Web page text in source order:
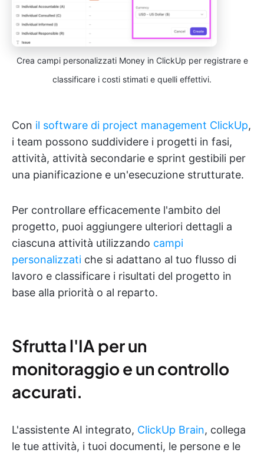
Crea campi personalizzati Money in ClickUp per registrare e
classificare i costi stimati e quelli effettivi.
Con il software di project management ClickUp,
i team possono suddividere i progetti in fasi,
attività, attività secondarie e sprint gestibili per
una pianificazione e un'esecuzione strutturate.
Per controllare efficacemente l'ambito del
progetto, puoi aggiungere ulteriori dettagli a
ciascuna attività utilizzando campi
personalizzati che si adattano al tuo flusso di
lavoro e classificare i risultati del progetto in
base alla priorità o al reparto.
Sfrutta l'IA per un
monitoraggio e un controllo
accurati.
L'assistente AI integrato, ClickUp Brain, collega
le tue attività, i tuoi documenti, le persone e le